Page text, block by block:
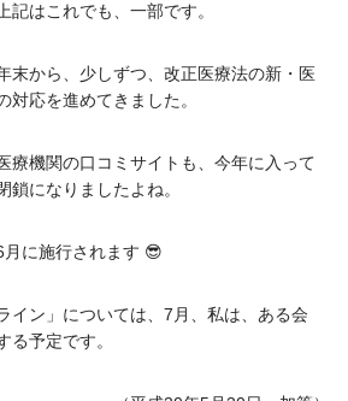
記はこれでも、一部です。
末から、少しずつ、改正医療法の新・医
対応を進めてきました。
療機関の口コミサイトも、今年に入って
鎖になりましたよね。
に施行されます 😎
イン」については、7月、私は、ある会
る予定です。